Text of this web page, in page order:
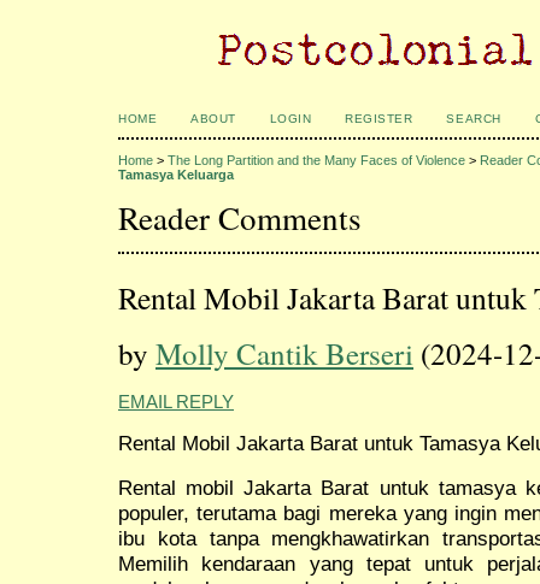
HOME ABOUT LOGIN REGISTER SEARCH
Home > The Long Partition and the Many Faces of Violence > Reader
Tamasya Keluarga
Reader Comments
Rental Mobil Jakarta Barat untuk
by Molly Cantik Berseri (2024-
EMAIL REPLY
Rental Mobil Jakarta Barat untuk Tamasya
Rental mobil Jakarta Barat untuk tamasya
populer, terutama bagi mereka yang ingin
ibu kota tanpa mengkhawatirkan
Memilih kendaraan yang tepat untuk